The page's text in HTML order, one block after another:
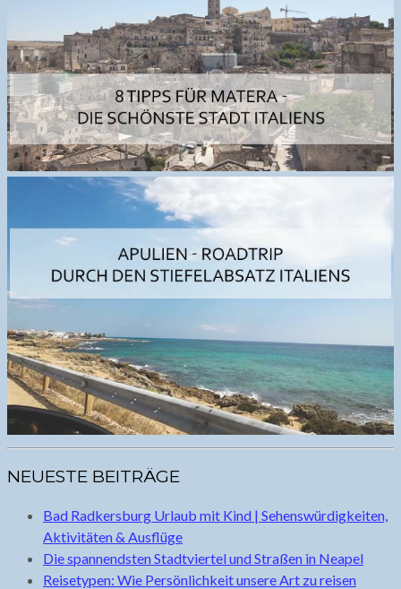
NEUESTE BEITRÄGE
Bad Radkersburg Urlaub mit Kind | Sehenswürdigkeiten,
Aktivitäten & Ausflüge
Die spannendsten Stadtviertel und Straßen in Neapel
Reisetypen: Wie Persönlichkeit unsere Art zu reisen